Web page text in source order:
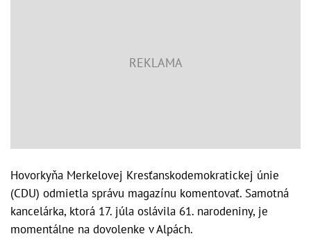
Hovorkyňa Merkelovej Kresťanskodemokratickej únie
(CDU) odmietla správu magazínu komentovať. Samotná
kancelárka, ktorá 17. júla oslávila 61. narodeniny, je
momentálne na dovolenke v Alpách.